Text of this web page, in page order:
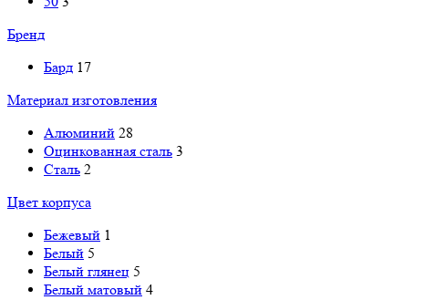
Бренд
Бард 17
Материал изготовления
Алюминий 28
Оцинкованная сталь 3
Сталь 2
Цвет корпуса
Бежевый 1
Белый 5
Белый глянец 5
Белый матовый 4